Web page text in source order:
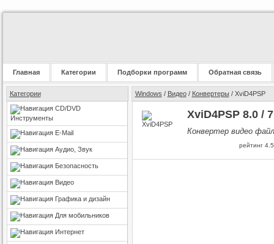
Главная Категории Подборки программ Обратная связь
Категории
CD/DVD
Инструменты
E-Mail
Аудио, Звук
Безопасность
Видео
Графика и дизайн
Для мобильников
Интернет
Windows / Видео/ Конвертеры/ XviD4PSP
XviD4PSP 8.0 /
Конвертер видео
рейтинг 4.5